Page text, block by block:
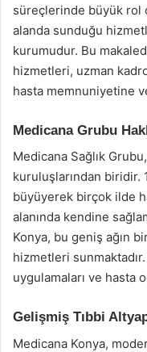
süreçlerinde büyük rol
alanda sunduğu
kurumudur. Bu
hizmetleri, uzman
hasta memnuniyetine
Medicana Grubu
Medicana Sağlık
kuruluşlarından biridir.
büyüyerek birçok ilde
alanında kendine
Konya, bu geniş ağın
hizmetleri
uygulamaları ve hasta
Gelişmiş Tıbbi
Medicana Konya,